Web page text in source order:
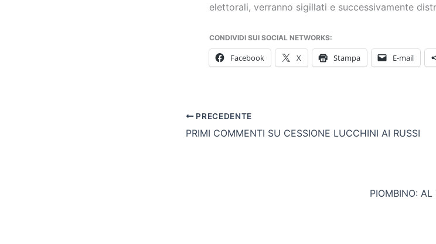
elettorali, verranno sigillati e successivamente
CONDIVIDI SUI SOCIAL NETWORKS:
Facebook X Stampa E-mail
PRECEDENTE
PRIMI COMMENTI SU CESSIONE LUCCHINI AI RUSSI
PIOMBINO: